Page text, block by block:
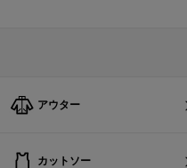
アウター
カットソー